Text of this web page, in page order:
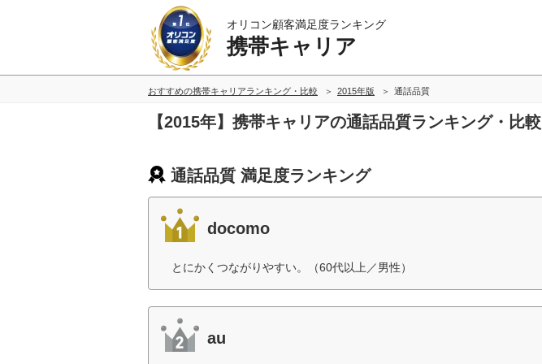
オリコン顧客満足度ランキング
携帯キャリア
おすすめの携帯キャリアランキング・比較 2015年版 通話品質
【2015年】携帯キャリアの通話品質ランキング・比較
通話品質 満足度ランキング
docomo
とにかくつながりやすい。（60代以上／男性）
au